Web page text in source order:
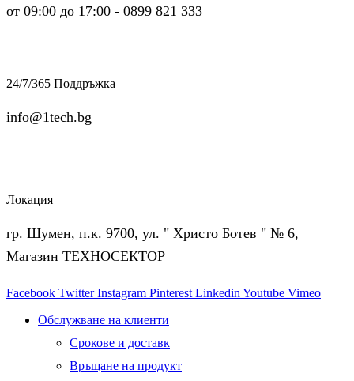
от 09:00 до 17:00 - 0899 821 333
24/7/365 Поддръжка
info@1tech.bg
Локация
гр. Шумен, п.к. 9700, ул. " Христо Ботев " № 6,
Магазин ТЕХНОСЕКТОР
Facebook Twitter Instagram Pinterest Linkedin Youtube Vimeo
Обслужване на клиенти
Срокове и доставк
Връщане на продукт